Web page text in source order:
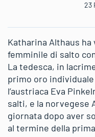
23
Katharina Althaus ha
femminile di salto
La tedesca, in
primo oro
l’austriaca Eva
salti, e la norvegese
giornata dopo aver
al termine della